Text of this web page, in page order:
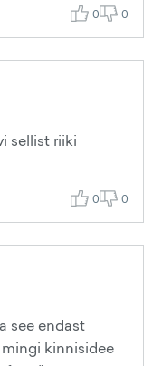
0 0
sellist riiki
0 0
see endast
kinnisidee